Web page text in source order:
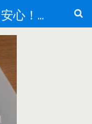
パソコン初心者も安心！動画で学べる無料講座